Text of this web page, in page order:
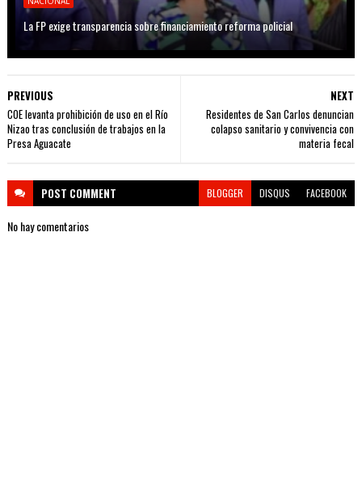
La FP exige transparencia sobre financiamiento reforma policial
NEXT
Residentes de San Carlos denuncian
colapso sanitario y convivencia con
materia fecal
PREVIOUS
COE levanta prohibición de uso en el Río
Nizao tras conclusión de trabajos en la
Presa Aguacate
POST COMMENT BLOGGER DISQUS FACEBOOK
No hay comentarios